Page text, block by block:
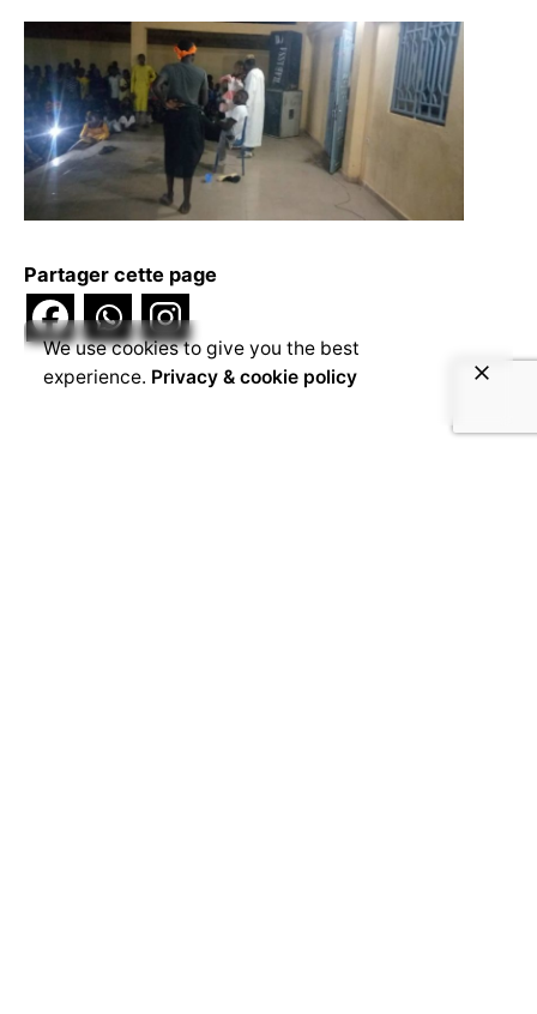
Partager cette page
We use cookies to give you the best
experience. Privacy & cookie policy